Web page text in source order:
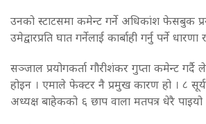
उनको स्टाटसमा कमेन्ट गर्ने अधिकांश फेसबुक
उमेद्वारप्रति घात गर्नेलाई कार्बाही गर्नु पर्ने
सञ्जाल प्रयोगकर्ता गौरीशंकर गुप्ता कमेन्ट
होइन । एमाले फेक्टर नै प्रमुख कारण हो । ८
अध्यक्ष बाहेकको ६ छाप वाला मतपत्र धेरै पाइयो